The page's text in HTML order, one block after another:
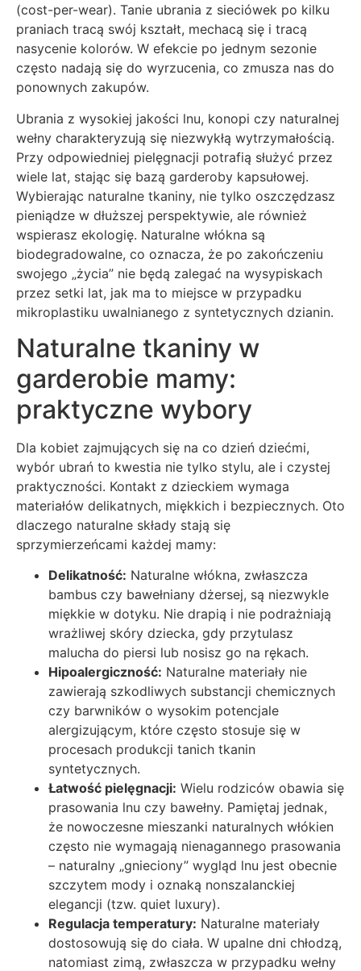
(cost-per-wear). Tanie ubrania z sieciówek po kilku
praniach tracą swój kształt, mechacą się i tracą
nasycenie kolorów. W efekcie po jednym sezonie
często nadają się do wyrzucenia, co zmusza nas do
ponownych zakupów.
Ubrania z wysokiej jakości lnu, konopi czy naturalnej
wełny charakteryzują się niezwykłą wytrzymałością.
Przy odpowiedniej pielęgnacji potrafią służyć przez
wiele lat, stając się bazą garderoby kapsułowej.
Wybierając naturalne tkaniny, nie tylko oszczędzasz
pieniądze w dłuższej perspektywie, ale również
wspierasz ekologię. Naturalne włókna są
biodegradowalne, co oznacza, że po zakończeniu
swojego „życia” nie będą zalegać na wysypiskach
przez setki lat, jak ma to miejsce w przypadku
mikroplastiku uwalnianego z syntetycznych dzianin.
Naturalne tkaniny w
garderobie mamy:
praktyczne wybory
Dla kobiet zajmujących się na co dzień dziećmi,
wybór ubrań to kwestia nie tylko stylu, ale i czystej
praktyczności. Kontakt z dzieckiem wymaga
materiałów delikatnych, miękkich i bezpiecznych. Oto
dlaczego naturalne składy stają się
sprzymierzeńcami każdej mamy:
Delikatność: Naturalne włókna, zwłaszcza
bambus czy bawełniany dżersej, są niezwykle
miękkie w dotyku. Nie drapią i nie podrażniają
wrażliwej skóry dziecka, gdy przytulasz
malucha do piersi lub nosisz go na rękach.
Hipoalergiczność: Naturalne materiały nie
zawierają szkodliwych substancji chemicznych
czy barwników o wysokim potencjale
alergizującym, które często stosuje się w
procesach produkcji tanich tkanin
syntetycznych.
Łatwość pielęgnacji: Wielu rodziców obawia się
prasowania lnu czy bawełny. Pamiętaj jednak,
że nowoczesne mieszanki naturalnych włókien
często nie wymagają nienagannego prasowania
– naturalny „gnieciony” wygląd lnu jest obecnie
szczytem mody i oznaką nonszalanckiej
elegancji (tzw. quiet luxury).
Regulacja temperatury: Naturalne materiały
dostosowują się do ciała. W upalne dni chłodzą,
natomiast zimą, zwłaszcza w przypadku wełny